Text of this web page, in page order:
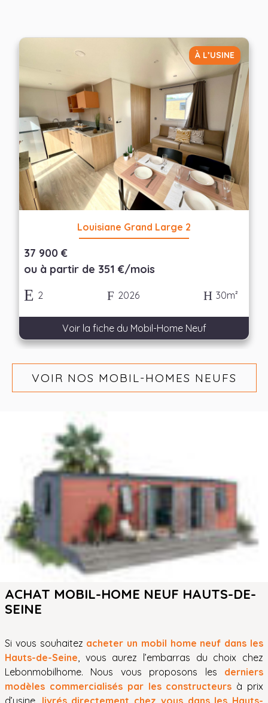
À L’USINE
Louisiane Grand Large 2
37 900 €
ou à partir de 351 €/mois
2 2026 30m²
Voir la fiche du Mobil-Home Neuf
VOIR NOS MOBIL-HOMES NEUFS
ACHAT MOBIL-HOME NEUF HAUTS-DE-
SEINE
Si vous souhaitez acheter un mobil home neuf dans les
Hauts-de-Seine, vous aurez l’embarras du choix chez
Lebonmobilhome. Nous vous proposons les derniers
modèles commercialisés par les constructeurs à prix